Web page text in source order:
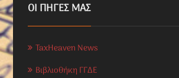
ΟΙ ΠΗΓΕΣ ΜΑΣ
TaxHeaven News
Βιβλιοθήκη ΓΓΔΕ